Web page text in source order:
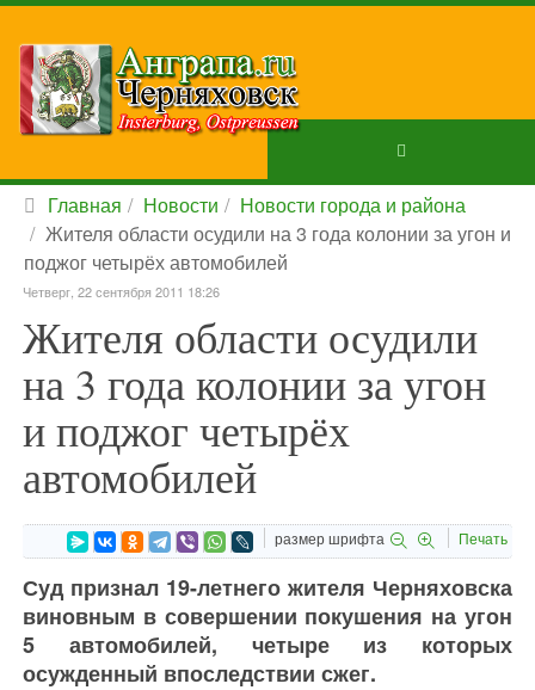
Главная Новости
Новости города и района
Жителя области осудили на 3 года колонии за угон и
поджог четырёх автомобилей
Четверг, 22 сентября 2011 18:26
Жителя области осудили
на 3 года колонии за угон
и поджог четырёх
автомобилей
размер шрифта Печать
Суд признал 19-летнего жителя Черняховска
виновным в совершении покушения на угон
5 автомобилей, четыре из которых
осужденный впоследствии сжег.